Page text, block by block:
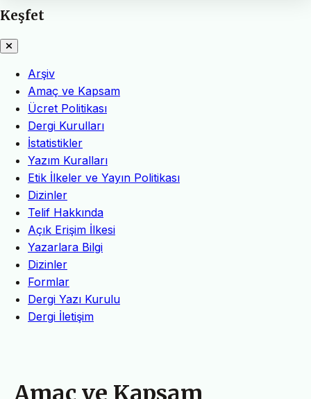
Keşfet
Arşiv
Amaç ve Kapsam
Ücret Politikası
Dergi Kurulları
İstatistikler
Yazım Kuralları
Etik İlkeler ve Yayın Politikası
Dizinler
Telif Hakkında
Açık Erişim İlkesi
Yazarlara Bilgi
Dizinler
Formlar
Dergi Yazı Kurulu
Dergi İletişim
Amaç ve Kapsam